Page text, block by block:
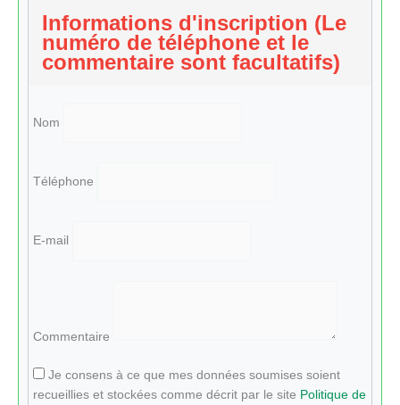
Informations d'inscription (Le
numéro de téléphone et le
commentaire sont facultatifs)
Nom
Téléphone
E-mail
Commentaire
Je consens à ce que mes données soumises soient
recueillies et stockées comme décrit par le site Politique de